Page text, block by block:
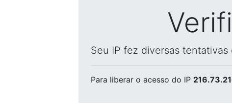
Seu IP fez diversas
Para liberar o acesso do IP